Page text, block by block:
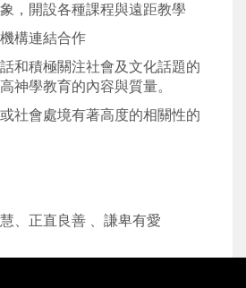
，開設各種課程與遠距教學
構連結合作
和積極關注社會及文化話題的
神學教育的內容與質量。
社會處境有著高度的相關性的
、正直良善 、謙卑有愛